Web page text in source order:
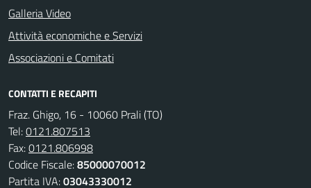
Galleria Video
Attività economiche e Servizi
Associazioni e Comitati
CONTATTI E RECAPITI
Fraz. Ghigo, 16 - 10060 Prali (TO)
Tel:0121.807513
Fax:0121.806998
Codice Fiscale:85000070012
Partita IVA:03043330012